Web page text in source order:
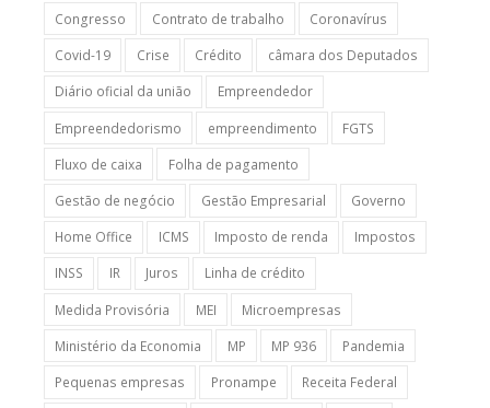
Congresso
Contrato de trabalho
Coronavírus
Covid-19
Crise Crédito
câmara dos Deputados
Diário oficial da união
Empreendedor
Empreendedorismo
empreendimento
FGTS
Fluxo de caixa
Folha de pagamento
Gestão de negócio
Gestão Empresarial
Governo
Home Office
ICMS Imposto de renda
Impostos
INSS
IR Juros
Linha de crédito
Medida Provisória
MEI
Microempresas
Ministério da Economia
MP MP 936
Pandemia
Pequenas empresas
Pronampe
Receita Federal